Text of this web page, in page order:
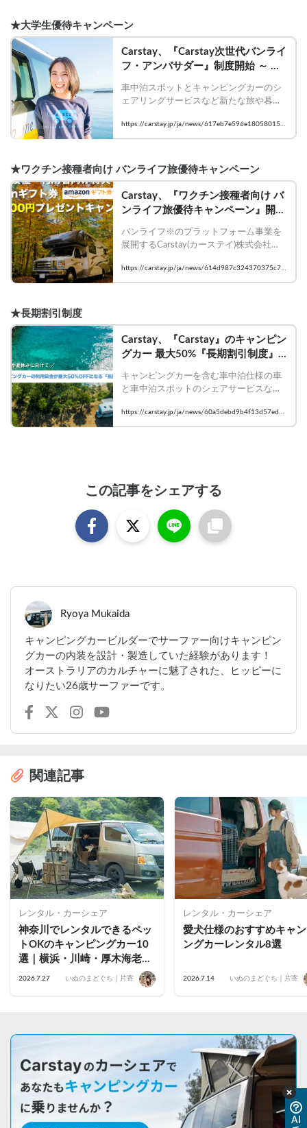
★大学生優待キャンペーン
Carstay、『Carstay次世代バンライ
フ・アンバサダー』制度開始 ～ 昭
本芽依さんが初代アンバサダーに就
任、「大学生優待キャンペーン」も
開始 ～
車中泊スポットとキャンピングカーのシ
ェアリングサービスなど新たな旅や暮ら
トフォーム事業を展開するCarstay（カー
ステイ）株式会社（本社：神奈川県横浜
企業理念である「時間と場所にとらわれ
ず、誰もが好きなときに、好きな場所で
好きな人と過ごすことができる」新たな
旅とライフスタイル「バンライフ」の魅
力を次世代・若い世代に向けて発信・認
知拡大を図るために、「Carstay次世代バ
ンライフ・アンバサダー」制度を開始、
学4年生の宮本芽依（みやもと めい）さ
ん（21歳）が就任しました。Carstayでは
ト）も開始しました。
https://carstay.jp/ja/news/617eb7e596e180580157
66ec
★ワクチン接種者向け バンライフ旅優待キャンペーン
Carstay、『ワクチン接種者向け バ
ンライフ旅優待キャンペーン』開始
用フォームから送信後、Carstayの
を利用すると、Amazonギフト券最
大5,000円分プレゼント ～
バンライフ※のプラットフォーム事業を
展開するCarstay(カーステイ)株式会社
宮下晃樹）は、2021年10月1日～2022
年2月28日の期間中に、新型コロナウイ
用者を対象に、Amazonギフト券最大
5,000円分をプレゼントする『ワクチン
接種者向けバンライフ旅優待キャンペー
ン』を開始します。このキャンペーンは
ワクチン接種を促進することで、新型コ
ロナウイルス感染拡大が1日でも早く終息
フを楽しむことができる社会を取り戻す
ことを目指しています。キャンピングカ
実施することを決めたものです。（専用
https://carstay.jp/ja/news/614d987c324370375c7b
bda9
★長期割引制度
Carstay、『Carstay』のキャンピン
グカー 最大50%『長期割引制度』
に向けて、密を避けた新たな旅を提
案、長期間「動く旅生活」をテーマ
にした「バンライフ」サービスと
「可動産」体験本格化！ ～
キャンピングカーを含む車中泊仕様の車
と車中泊スポットのシェアサービスなど
を展開するCarstay(カーステイ)株式会社
（本社：神奈川県横浜市、代表取締役：
録希望者を募ります。
    この制度は、「Carstay」上に登録され
ている約140台のキャピングカーなど車
中泊仕様の車の中で、「長期割引対象
https://carstay.jp/ja/news/60a5debd9b4f13d57edd0
5e2
この記事をシェアする
Ryoya Mukaida
キャンピングカービルダーでサーファー向けキャンピン
グカーの内装を設計・製造していた経験があります！
オーストラリアのカルチャーに魅了された、ヒッピーに
なりたい26歳サーファーです。
関連記事
レンタル・カーシェア
神奈川でレンタルできるペッ
トOKのキャンピングカー10
選｜横浜・川崎・厚木海老
名・藤沢茅ヶ崎・小田原・鎌
2026.7.27 いぬのまどぐち｜片寄
レンタル・カーシェア
愛犬仕様のおすすめキャ
ングカーレンタル8選
2026.7.14 いぬのまどぐち｜片寄
AI